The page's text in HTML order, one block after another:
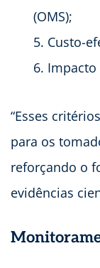
(OMS);
Custo-
“Esses
para os
reforçando o
evidências